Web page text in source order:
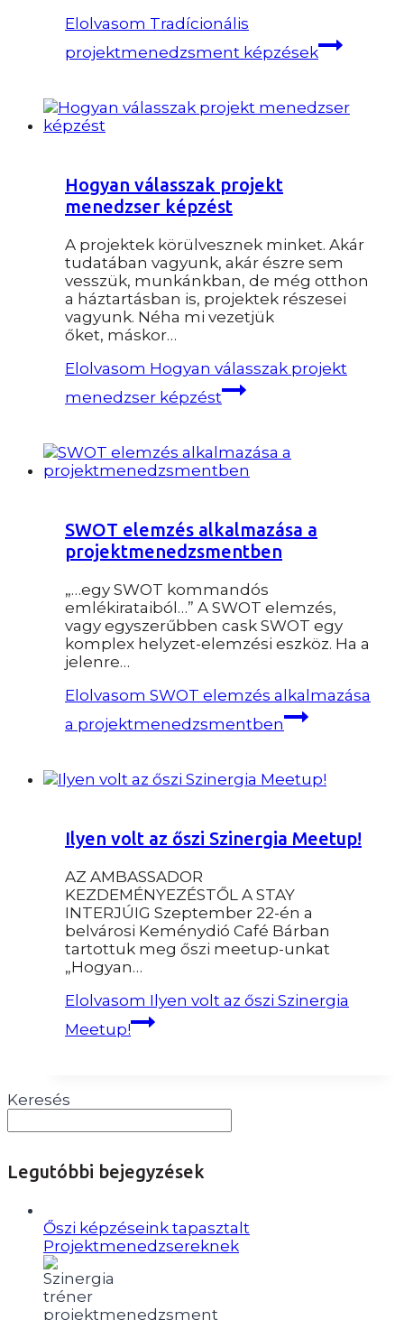
Elolvasom Tradícionális
projektmenedzsment képzések
Hogyan válasszak projekt
menedzser képzést
A projektek körülvesznek minket. Akár
tudatában vagyunk, akár észre sem
vesszük, munkánkban, de még otthon
a háztartásban is, projektek részesei
vagyunk. Néha mi vezetjük
őket, máskor…
Elolvasom Hogyan válasszak projekt
menedzser képzést
SWOT elemzés alkalmazása a
projektmenedzsmentben
„…egy SWOT kommandós
emlékirataiból…” A SWOT elemzés,
vagy egyszerűbben cask SWOT egy
komplex helyzet-elemzési eszköz. Ha a
jelenre…
Elolvasom SWOT elemzés alkalmazása
a projektmenedzsmentben
Ilyen volt az őszi Szinergia Meetup!
AZ AMBASSADOR
KEZDEMÉNYEZÉSTŐL A STAY
INTERJÚIG Szeptember 22-én a
belvárosi Keménydió Café Bárban
tartottuk meg őszi meetup-unkat
„Hogyan…
Elolvasom Ilyen volt az őszi Szinergia
Meetup!
Keresés
Legutóbbi bejegyzések
Őszi képzéseink tapasztalt
Projektmenedzsereknek